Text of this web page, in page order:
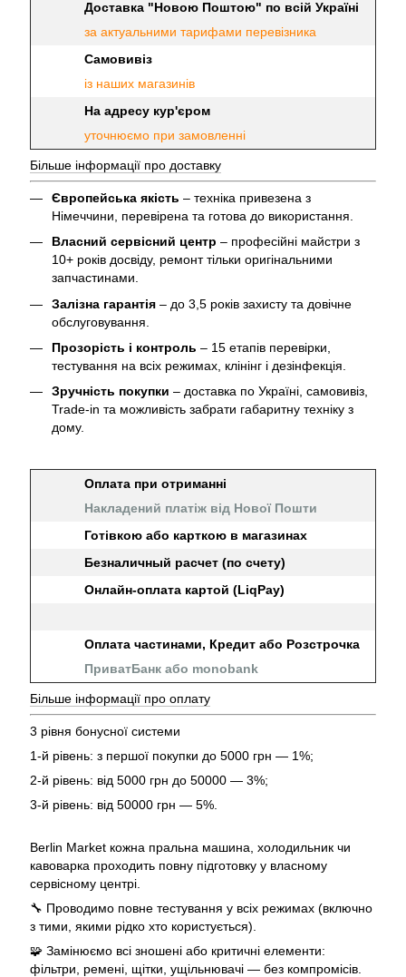
Доставка "Новою Поштою" по всій Україні
за актуальними тарифами перевізника
Самовивіз
із наших магазинів
На адресу кур'єром
уточнюємо при замовленні
Більше інформації про доставку
Європейська якість – техніка привезена з
Німеччини, перевірена та готова до використання.
Власний сервісний центр – професійні майстри з
10+ років досвіду, ремонт тільки оригінальними
запчастинами.
Залізна гарантія – до 3,5 років захисту та довічне
обслуговування.
Прозорість і контроль – 15 етапів перевірки,
тестування на всіх режимах, клінінг і дезінфекція.
Зручність покупки – доставка по Україні, самовивіз,
Trade-in та можливість забрати габаритну техніку з
дому.
Оплата при отриманні
Накладений платіж від Нової Пошти
Готівкою або карткою в магазинах
Безналичный расчет (по счету)
Онлайн-оплата картой (LiqPay)
Оплата частинами, Кредит або Розстрочка
ПриватБанк або monobank
Більше інформації про оплату
3 рівня бонусної системи
1-й рівень: з першої покупки до 5000 грн — 1%;
2-й рівень: від 5000 грн до 50000 — 3%;
3-й рівень: від 50000 грн — 5%.
Berlin Market кожна пральна машина, холодильник чи
кавоварка проходить повну підготовку у власному
сервісному центрі.
🔧 Проводимо повне тестування у всіх режимах (включно
з тими, якими рідко хто користується).
🧩 Замінюємо всі зношені або критичні елементи:
фільтри, ремені, щітки, ущільнювачі — без компромісів.